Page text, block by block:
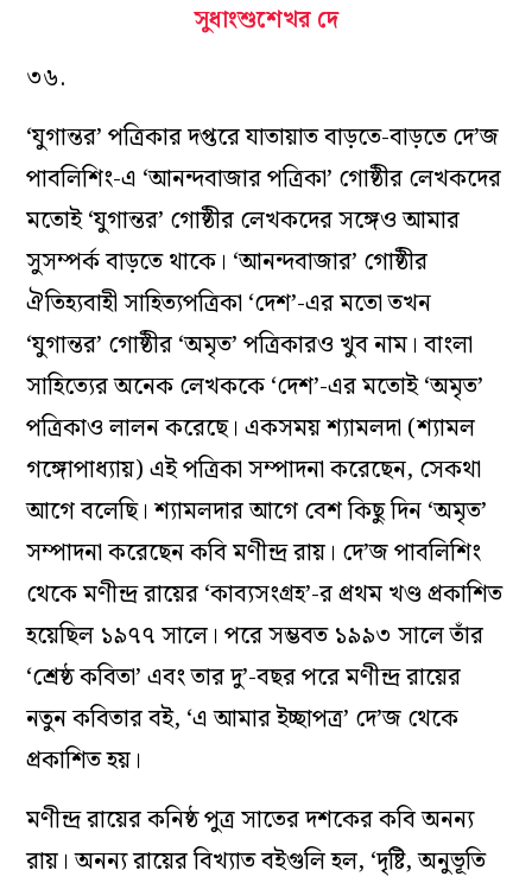
সুধাংশুশেখর দে
৩৬.
‘যুগান্তর’ পত্রিকার দপ্তরে যাতায়াত বাড়তে-বাড়তে দে’জ
পাবলিশিং-এ ‘আনন্দবাজার পত্রিকা’ গোষ্ঠীর লেখকদের
মতোই ‘যুগান্তর’ গোষ্ঠীর লেখকদের সঙ্গেও আমার
সুসম্পর্ক বাড়তে থাকে। ‘আনন্দবাজার’ গোষ্ঠীর
ঐতিহ্যবাহী সাহিত্যপত্রিকা ‘দেশ’-এর মতো তখন
‘যুগান্তর’ গোষ্ঠীর ‘অমৃত’ পত্রিকারও খুব নাম। বাংলা
সাহিত্যের অনেক লেখককে ‘দেশ’-এর মতোই ‘অমৃত’
পত্রিকাও লালন করেছে। একসময় শ্যামলদা (শ্যামল
গঙ্গোপাধ্যায়) এই পত্রিকা সম্পাদনা করেছেন, সেকথা
আগে বলেছি। শ্যামলদার আগে বেশ কিছু দিন ‘অমৃত’
সম্পাদনা করেছেন কবি মণীন্দ্র রায়। দে’জ পাবলিশিং
থেকে মণীন্দ্র রায়ের ‘কাব্যসংগ্রহ’-র প্রথম খণ্ড প্রকাশিত
হয়েছিল ১৯৭৭ সালে। পরে সম্ভবত ১৯৯৩ সালে তাঁর
‘শ্রেষ্ঠ কবিতা’ এবং তার দু’-বছর পরে মণীন্দ্র রায়ের
নতুন কবিতার বই, ‘এ আমার ইচ্ছাপত্র’ দে’জ থেকে
প্রকাশিত হয়।
মণীন্দ্র রায়ের কনিষ্ঠ পুত্র সাতের দশকের কবি অনন্য
রায়। অনন্য রায়ের বিখ্যাত বইগুলি হল, ‘দৃষ্টি, অনুভূতি